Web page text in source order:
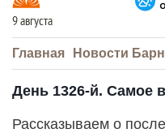
9 августа
Главная Новости
День 1326-й. Самое
Рассказываем о